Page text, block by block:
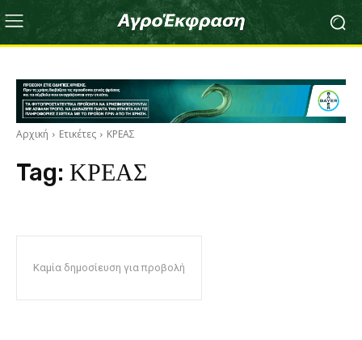
Αρχική Ετικέτες ΚΡΕΑΣ
Tag: ΚΡΕΑΣ
Καμία δημοσίευση για προβολή